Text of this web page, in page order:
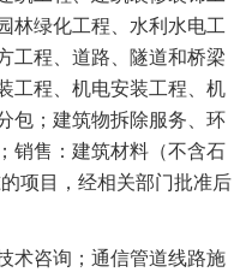
林绿化工程、水利水电工
工程、道路、隧道和桥梁
工程、机电安装工程、机
包；建筑物拆除服务、环
销售：建筑材料（不含石
项目，经相关部门批准后
术咨询；通信管道线路施